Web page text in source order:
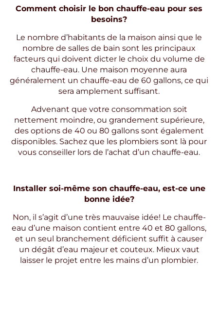
Comment choisir le bon chauffe-eau pour ses
besoins?
Le nombre d’habitants de la maison ainsi que le
nombre de salles de bain sont les principaux
facteurs qui doivent dicter le choix du volume de
chauffe-eau. Une maison moyenne aura
généralement un chauffe-eau de 60 gallons, ce qui
sera amplement suffisant.
Advenant que votre consommation soit
nettement moindre, ou grandement supérieure,
des options de 40 ou 80 gallons sont également
disponibles. Sachez que les plombiers sont là pour
vous conseiller lors de l’achat d’un chauffe-eau.
Installer soi-même son chauffe-eau, est-ce une
bonne idée?
Non, il s’agit d’une très mauvaise idée! Le chauffe-
eau d’une maison contient entre 40 et 80 gallons,
et un seul branchement déficient suffit à causer
un dégât d’eau majeur et couteux. Mieux vaut
laisser le projet entre les mains d’un plombier.